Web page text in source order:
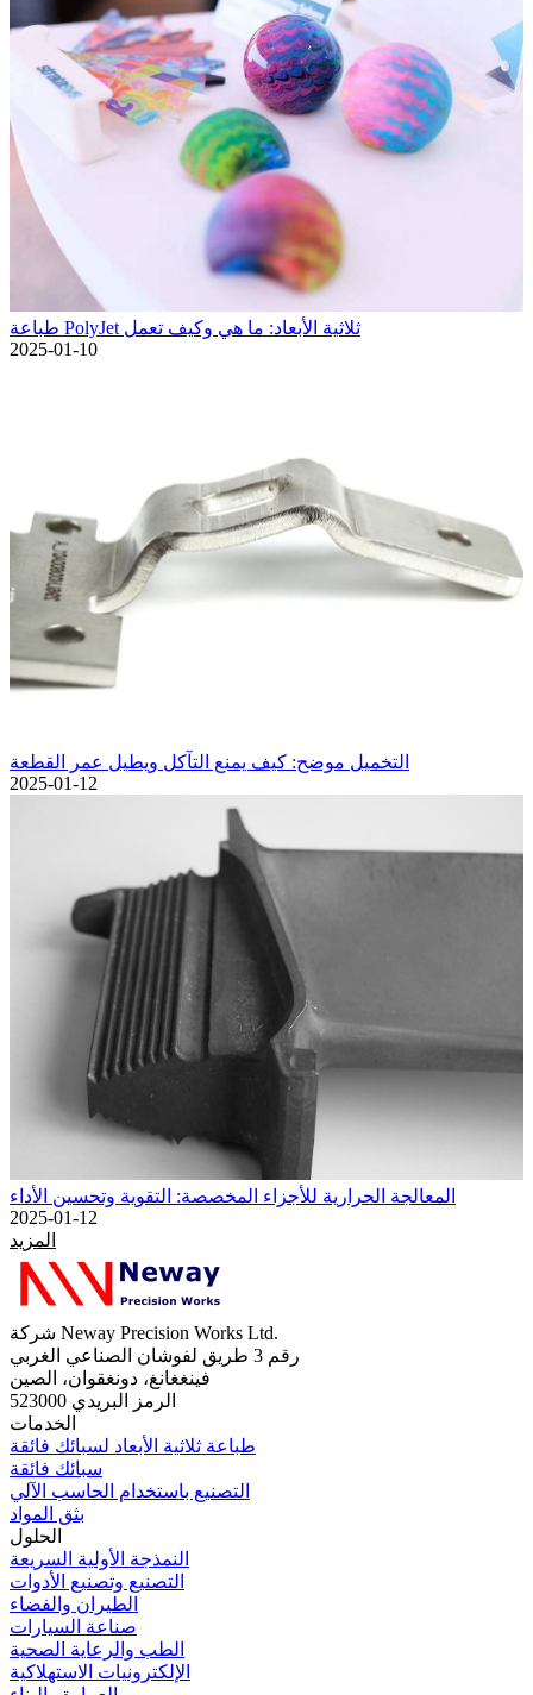
طباعة PolyJet ثلاثية الأبعاد: ما هي وكيف تعمل
2025-01-10
التخميل موضح: كيف يمنع التآكل ويطيل عمر القطعة
2025-01-12
المعالجة الحرارية للأجزاء المخصصة: التقوية وتحسين الأداء
2025-01-12
المزيد
شركة Neway Precision Works Ltd.
رقم 3 طريق لفوشان الصناعي الغربي
فينغغانغ، دونغقوان، الصين
الرمز البريدي 523000
الخدمات
طباعة ثلاثية الأبعاد لسبائك فائقة
سبائك فائقة
التصنيع باستخدام الحاسب الآلي
بثق المواد
الحلول
النمذجة الأولية السريعة
التصنيع وتصنيع الأدوات
الطيران والفضاء
صناعة السيارات
الطب والرعاية الصحية
الإلكترونيات الاستهلاكية